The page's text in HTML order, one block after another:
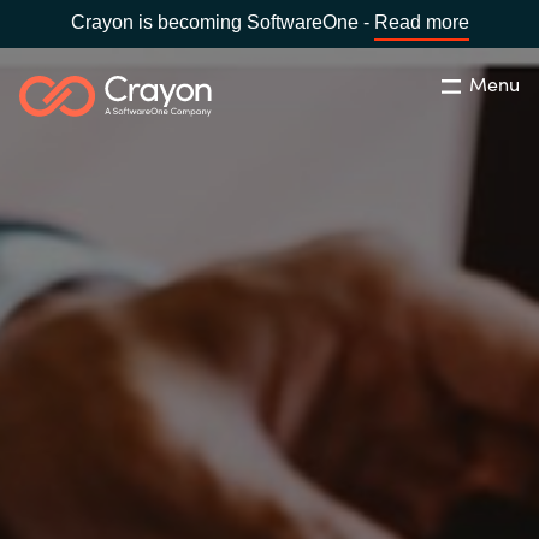
Crayon is becoming SoftwareOne - Read more
Menu
CHOOSE YOUR LANGUAGE
Australia
Austria
Search Close
Software Partners
Resources
About us
Contact Us
Country: